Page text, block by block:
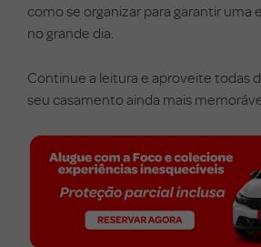
como se organizar para garantir uma
no grande dia.
Continue a leitura e aproveite todas
seu casamento ainda mais